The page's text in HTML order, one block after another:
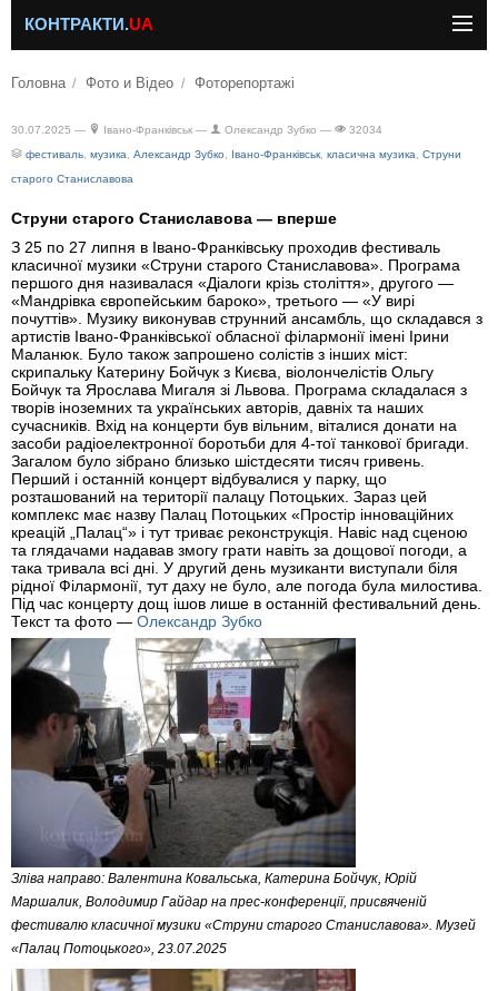
КОНТРАКТИ.UA
Головна Фото и Відео Фоторепортажі
30.07.2025 — Івано-Франківськ — Олександр Зубко —
32034
фестиваль музика Александр Зубко Івано-Франківськ класична музика
Струни
старого Станиславова
Струни старого Станиславова — вперше
З 25 по 27 липня в Івано-Франківську проходив фестиваль
класичної музики «Струни старого Станиславова». Програма
першого дня називалася «Діалоги крізь століття», другого —
«Мандрівка європейським бароко», третього — «У вирі
почуттів». Музику виконував струнний ансамбль, що складався з
артистів Івано-Франківської обласної філармонії імені Ірини
Маланюк. Було також запрошено солістів з інших міст:
скрипальку Катерину Бойчук з Києва, віолончелістів Ольгу
Бойчук та Ярослава Мигаля зі Львова. Програма складалася з
творів іноземних та українських авторів, давніх та наших
сучасників. Вхід на концерти був вільним, віталися донати на
засоби радіоелектронної боротьби для 4-тої танкової бригади.
Загалом було зібрано близько шістдесяти тисяч гривень.
Перший і останній концерт відбувалися у парку, що
розташований на території палацу Потоцьких. Зараз цей
комплекс має назву Палац Потоцьких «Простір інноваційних
креацій „Палац“» і тут триває реконструкція. Навіс над сценою
та глядачами надавав змогу грати навіть за дощової погоди, а
така тривала всі дні. У другий день музиканти виступали біля
рідної Філармонії, тут даху не було, але погода була милостива.
Під час концерту дощ ішов лише в останній фестивальний день.
Текст та фото — Олександр Зубко
Зліва направо: Валентина Ковальська, Катерина Бойчук, Юрій
Маршалик, Володимир Гайдар на прес-конференції, присвяченій
фестивалю класичної музики «Струни старого Станиславова». Музей
«Палац Потоцького», 23.07.2025